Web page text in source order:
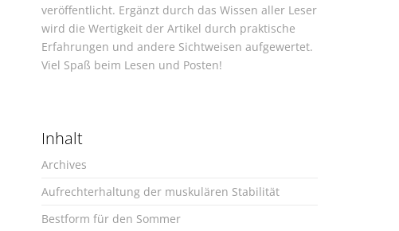
veröffentlicht. Ergänzt durch das Wissen aller Leser
wird die Wertigkeit der Artikel durch praktische
Erfahrungen und andere Sichtweisen aufgewertet.
Viel Spaß beim Lesen und Posten!
Inhalt
Archives
Aufrechterhaltung der muskulären Stabilität
Bestform für den Sommer